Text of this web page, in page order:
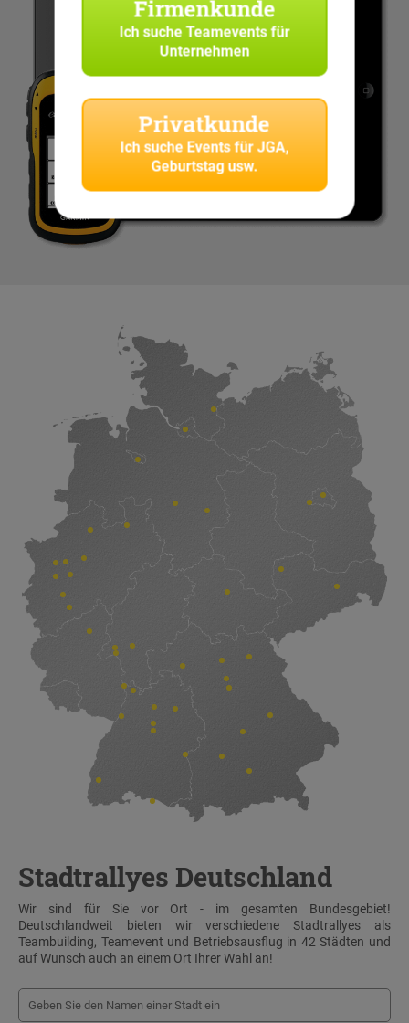
Stadtrallyes Deutschland
Wir sind für Sie vor Ort - im gesamten Bundesgebiet!
Deutschlandweit bieten wir verschiedene Stadtrallyes als
Teambuilding, Teamevent und Betriebsausflug in 42 Städten und
auf Wunsch auch an einem Ort Ihrer Wahl an!
Firmenkunde
Ich sucheTeamevents für
Unternehmen
Privatkunde
Ich suche Events für JGA,
Geburtstag usw.